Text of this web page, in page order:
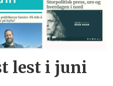
lest i juni